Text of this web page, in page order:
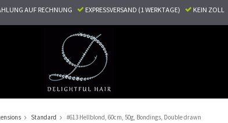
AUF RECHNUNG EXPRESSVERSAND (1 WERKTAGE) KEIN ZOLL
Standard #613 Hellblond, 60cm, 50g, Bondings, Double drawn